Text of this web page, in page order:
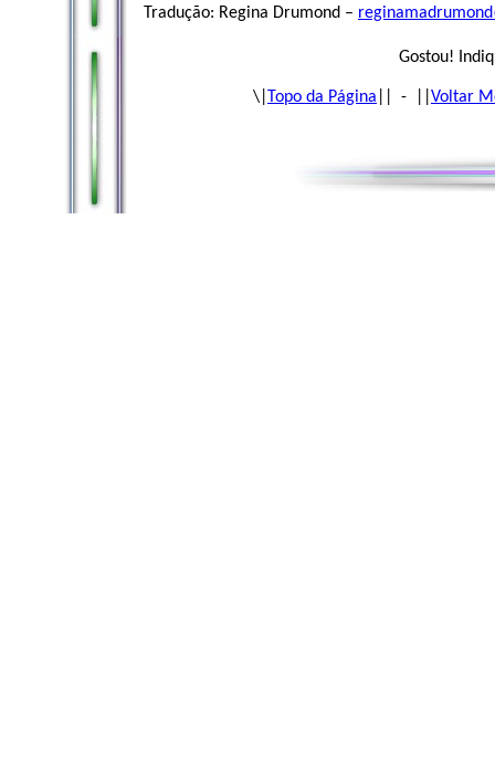
Tradução: Regina Drumond –
Gostou!
\| Topo da Página || - || Voltar